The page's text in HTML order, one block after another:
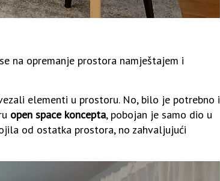
na opremanje prostora namještajem i
elementi u prostoru. No, bilo je potrebno i
open space koncepta, pobojan je samo dio u
od ostatka prostora, no zahvaljujući